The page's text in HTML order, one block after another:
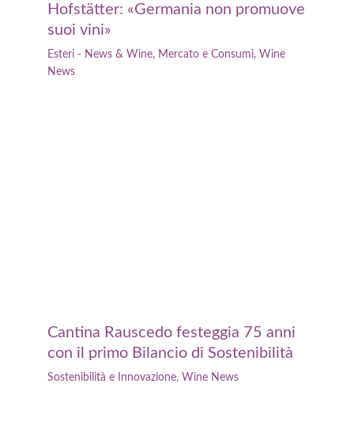
Hofstätter: «Germania non promuove
suoi vini»
Esteri - News & Wine, Mercato e Consumi, Wine
News
Cantina Rauscedo festeggia 75 anni
con il primo Bilancio di Sostenibilità
Sostenibilità e Innovazione, Wine News